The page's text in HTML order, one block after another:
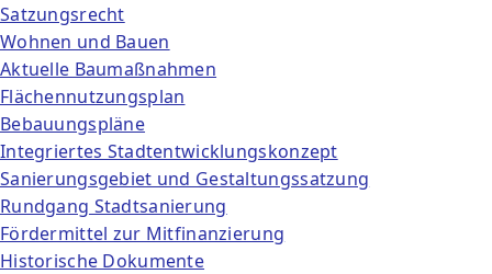
Satzungsrecht
Wohnen und Bauen
Aktuelle Baumaßnahmen
Flächennutzungsplan
Bebauungspläne
Integriertes Stadtentwicklungskonzept
Sanierungsgebiet und Gestaltungssatzung
Rundgang Stadtsanierung
Fördermittel zur Mitfinanzierung
Historische Dokumente